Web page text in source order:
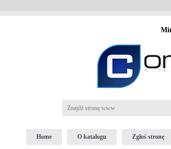
Home O katalogu Zgłoś stronę